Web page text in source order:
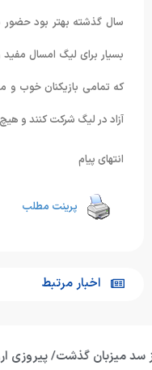
سال گذشته بهتر بود حضور
بسیار برای لیگ امسال
که تمامی بازیکنان خوب و
آزاد در لیگ شرکت کنند و
انتهای پیام
پرینت مطلب
اخبار مرتبط
تیم ملی واترپلوی جوانان